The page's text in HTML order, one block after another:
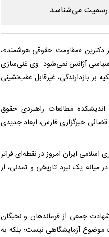
دکترین «مقاومت حقوقی هوشمند»،
سیاسی آژانس نمی‌شود. وی غنی‌سازی
بازدارندگی، غیرقابل عقب‌نشینی
مطالعات راهبردی حقوق
قضائی خبرگزاری فارس، ابعاد جدیدی
ایران امروز در نقطه‌ای فراتر
یک نبرد تاریخی و تمدنی، از
جمعی از فرماندهان و نخبگان
موضوع آزمایشگاهی نیست؛ بلکه به